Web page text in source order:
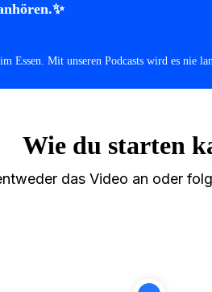
Essen. Mit unseren Podcasts wird es nie
Wie du starten
das Video an oder